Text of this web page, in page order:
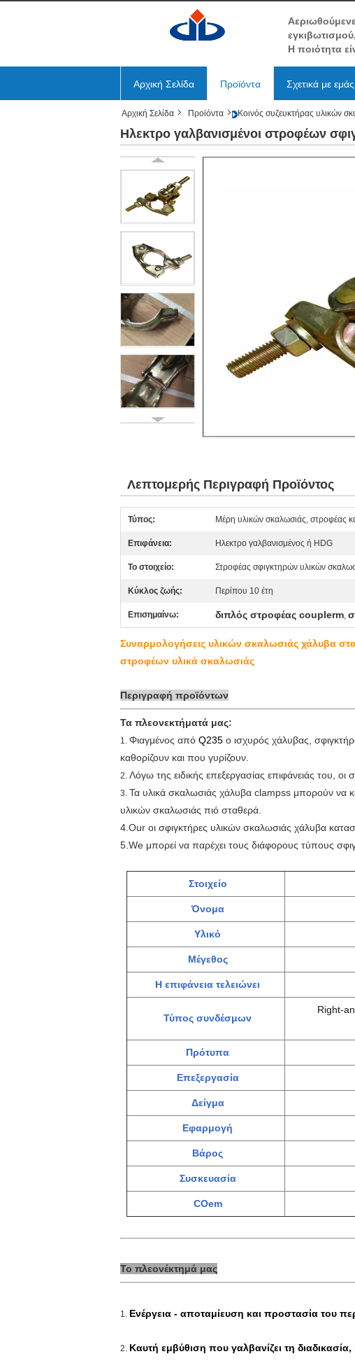
Η ποιότητα
Αρχική Σελίδα Προϊόντα Σχετικά με εμάς
Αρχική Σελίδα Προϊόντα Κοινός συζευκτήρας υλικών
Ηλεκτρο γαλβανισμένοι στροφέων
Λεπτομερής Περιγραφή Προϊόντος
Τύπος: Μέρη υλικών σκαλωσιάς, στροφέας
Επιφάνεια: Ηλεκτρο γαλβανισμένος ή HDG
Το στοιχείο: Στροφέας σφιγκτηρών υλικών
Κύκλος ζωής: Περίπου 10 έτη
Επισημαίνω: διπλός στροφέας couplerm,
Συναρμολογήσεις υλικών σκαλωσιάς χάλυβα
στροφέων υλικά σκαλωσιάς
Περιγραφή προϊόντων
Τα πλεονεκτήματά μας:
1. Φιαγμένος από Q235 ο ισχυρός χάλυβας,
καθορίζουν και που γυρίζουν.
2. Λόγω της ειδικής επεξεργασίας επιφάνειάς του,
3. Τα υλικά σκαλωσιάς χάλυβα clampss μπορούν να
υλικών σκαλωσιάς πιό σταθερά.
4.Our οι σφιγκτήρες υλικών σκαλωσιάς χάλυβα
5.We μπορεί να παρέχει τους διάφορους τύπους
Στοιχείο
Όνομα
Υλικό
Μέγεθος
Η επιφάνεια τελειώνει
Τύπος συνδέσμων
Right-
Πρότυπα
Επεξεργασία
Δείγμα
Εφαρμογή
Βάρος
Συσκευασία
COem
Το πλεονέκτημά μας
1. Ενέργεια - αποταμίευση και προστασία του
2. Καυτή εμβύθιση που γαλβανίζει τη